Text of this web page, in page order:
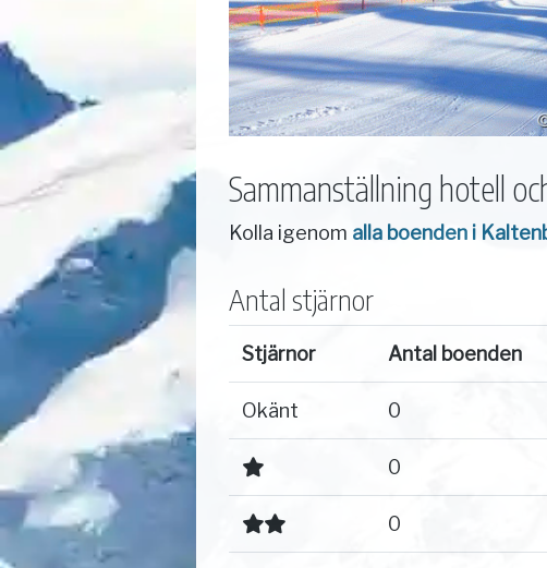
Sammanställning hotell
Kolla igenom alla boenden i
Antal stjärnor
Stjärnor Antal boenden
Okänt 0
0
0